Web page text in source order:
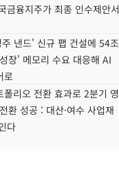
금융지주가 최종 인수제안서
낸드' 신규 팹 건설에 54조
장' 메모리 수요 대응해 AI
로
리오 전환 효과로 2분기 영
환 성공 : 대산·여수 사업재
다